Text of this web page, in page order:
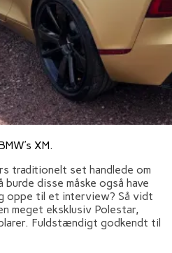
XM.
traditionelt set handlede om
disse måske også have
oppe til et interview? Så vidt
meget eksklusiv Polestar,
Fuldstændigt godkendt til